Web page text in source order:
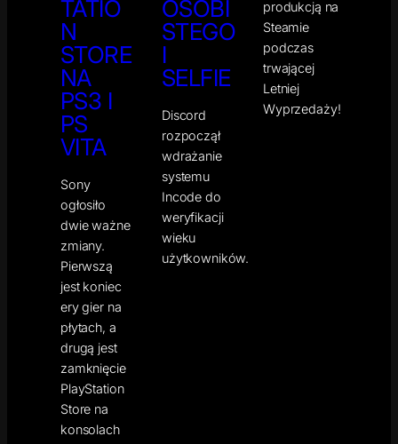
TATIO
N
STORE
NA
PS3 I
PS
VITA
Sony
ogłosiło
dwie ważne
zmiany.
Pierwszą
jest koniec
ery gier na
płytach, a
drugą jest
zamknięcie
PlayStation
Store na
konsolach
OSOBI
STEGO
I
SELFIE
Discord
rozpoczął
wdrażanie
systemu
Incode do
weryfikacji
wieku
użytkowników.
produkcją na
Steamie
podczas
trwającej
Letniej
Wyprzedaży!